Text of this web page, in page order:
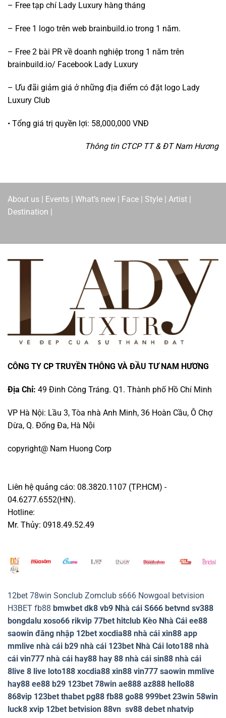
– Free tạp chí Lady Luxury hàng tháng
– Free 1 logo trên web brainbuild.io trong 1 năm.
– Free 2 bài PR về doanh nghiệp trong 1 năm trên
brainbuild.io/ Facebook Lady Luxury
– Ưu đãi giảm giá ở những địa điểm có đặt logo Lady
Luxury Club
• Tổng giá trị quyền lợi: 58,000,000 VNĐ
Thông tin CTCP TT & ĐT Nam Hương
About us | Events | What’s new | Face | Style | Artist |
Destination |
CÔNG TY CP TRUYỀN THÔNG VÀ ĐẦU TƯ NAM HƯƠNG
Địa Chỉ: 49 Đinh Công Tráng. Q1. Thành phố Hồ Chí Minh
VP Hà Nội: Lầu 3, Tòa nhà Anh Minh, 36 Hoàn Cầu, Ô Chợ
Dừa, Q. Đống Đa, Hà Nội
copyright@ Nam Huong Corp
Liên hệ quảng cáo: 08.3820.1107 (TP.HCM) -
04.6277.6552(HN).
Hotline:
Mr. Thủy: 0918.49.52.49
12bet 78win Sonclub Zomclub s666 Nowgoal betvision
H3BET fb88 bmwbet dk8 vb9 Nhà cái S666 betvnd sv388
bongdalu xoso66 rikvip 77bet hitclub Kèo Nhà Cái ee88
saowin đăng nhập 12bet xocdia88 nhà cái xin88 app
mmlive nhà cái b29 nhà cái 123bet Nhà Cái loto188 nhà
cái vin777 nhà cái hay88 hay 88 nhà cái sin88 nhà cái
8live 8 live loto188 xocdia88 xin88 vin777 saowin mmlive
hay88 ee88 b29 123bet 78win ae888 az888 hello88
868vip 123bet thabet pg88 fb88 go88 999bet 23win 58win
luck8 xvip 12bet betvision 88vn sv88 debet nhatvip